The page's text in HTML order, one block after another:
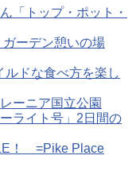
「トップ・ポット・
ーデン憩いの場
ルドな食べ方を楽し
ーニア国立公園
ライト号」2日間の
！ =Pike Place